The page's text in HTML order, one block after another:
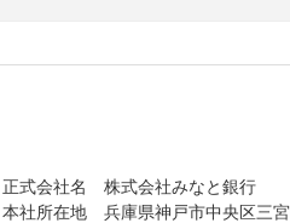
正式会社名
株式会社みなと銀行
本社所在地
兵庫県神戸市中央区三